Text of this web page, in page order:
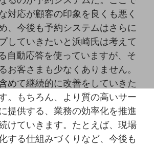
対応が顧客の印象を良くも悪く
、今後も予約システムはさらに
していきたいと浜崎氏は考えて
自動応答を使っていますが、そ
お客さまも少なくありません。
めて継続的に改善をしていきた
。もちろん、より質の高いサー
提供する、業務の効率化を推進
けていきます。たとえば、現場
する仕組みづくりなど、今後も